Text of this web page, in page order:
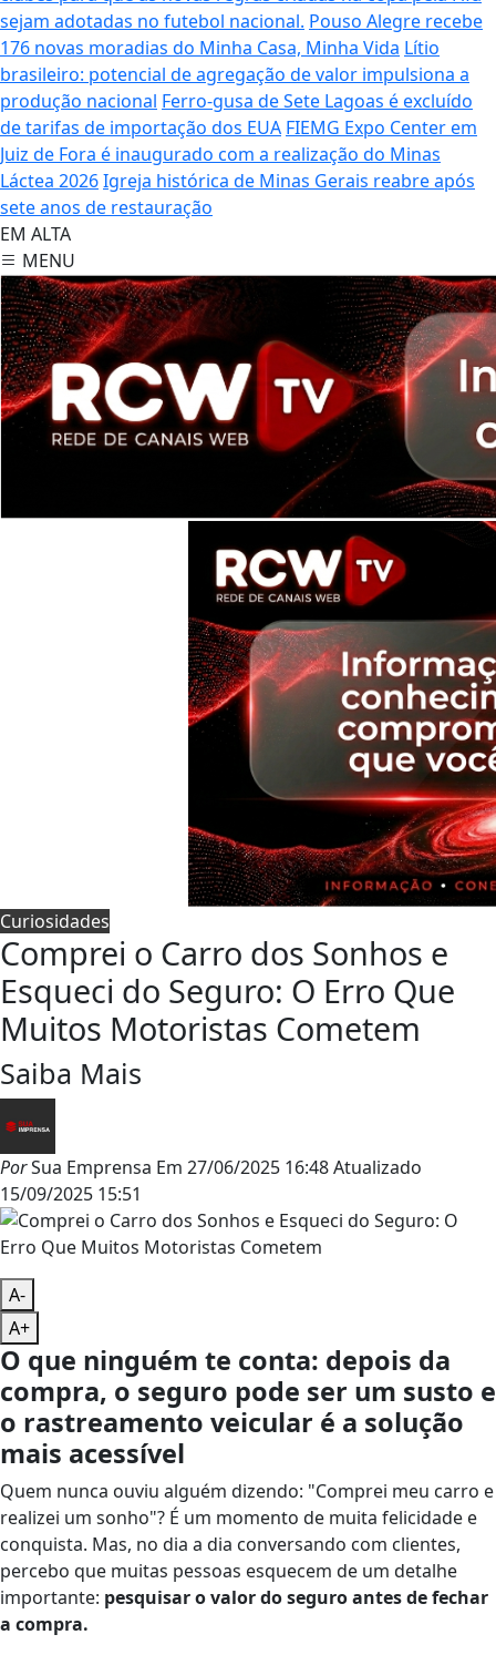
sejam adotadas no futebol nacional. Pouso Alegre recebe
176 novas moradias do Minha Casa, Minha Vida Lítio
brasileiro: potencial de agregação de valor impulsiona a
produção nacional Ferro-gusa de Sete Lagoas é excluído
de tarifas de importação dos EUA FIEMG Expo Center em
Juiz de Fora é inaugurado com a realização do Minas
Láctea 2026Igreja histórica de Minas Gerais reabre após
sete anos de restauração
EM ALTA
MENU
Curiosidades
Comprei o Carro dos Sonhos e
Esqueci do Seguro: O Erro Que
Muitos Motoristas Cometem
Saiba Mais
PorSua Emprensa Em 27/06/2025 16:48Atualizado
15/09/2025 15:51
A-
A+
O que ninguém te conta: depois da
compra, o seguro pode ser um susto e
o rastreamento veicular é a solução
mais acessível
Quem nunca ouviu alguém dizendo: "Comprei meu carro e
realizei um sonho"? É um momento de muita felicidade e
conquista. Mas, no dia a dia conversando com clientes,
percebo que muitas pessoas esquecem de um detalhe
importante: pesquisar o valor do seguro antes de fechar
a compra.